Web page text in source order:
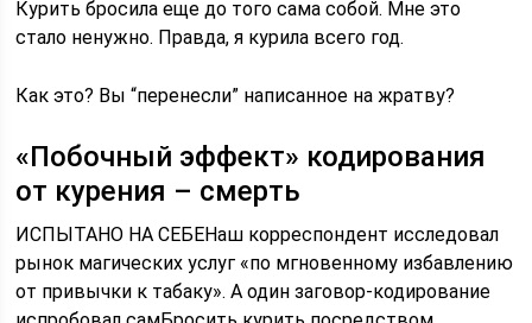
Курить бросила еще до того сама собой. Мне это
стало ненужно. Правда, я курила всего год.
Как это? Вы “перенесли” написанное на жратву?
«Побочный эффект» кодирования
от курения – смерть
ИСПЫТАНО НА СЕБЕНаш корреспондент исследовал
рынок магических услуг «по мгновенному избавлению
от привычки к табаку». А один заговор-кодирование